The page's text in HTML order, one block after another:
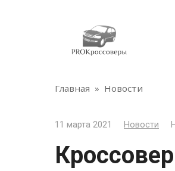
Главная » Новости
11 марта 2021 Новости